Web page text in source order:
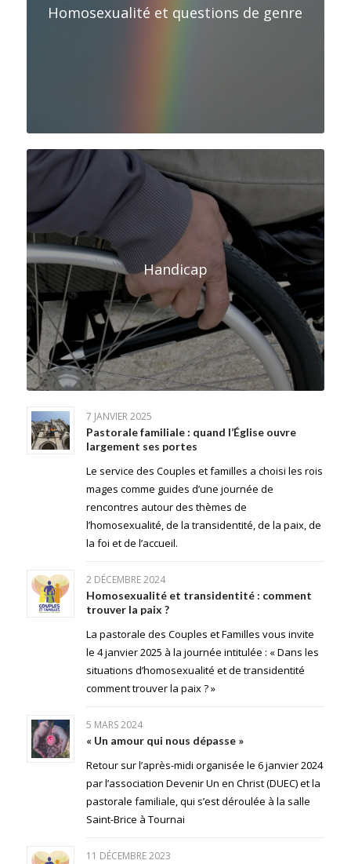
Homosexualité et questions de genre
Handicap
7 JANVIER 2025
Pastorale familiale : quand l’Église ouvre
largement ses portes
Le service des Couples et familles a choisi les rois
mages comme guides d’une journée de
rencontres autour des thèmes de
l’homosexualité, de la transidentité, de la paix, de
la foi et de l’accueil.
2 DÉCEMBRE 2024
Homosexualité et transidentité : comment
trouver la paix ?
La pastorale des Couples et Familles vous invite
le 4 janvier 2025 à la journée intitulée : « Dans les
situations d’homosexualité et de transidentité
comment trouver la paix ? »
5 MARS 2024
« Un amour qui nous dépasse »
Retour sur l’après-midi organisée le 6 janvier 2024
par l’association Devenir Un en Christ (DUEC) et la
pastorale familiale, qui s’est déroulée à la salle
Saint-Brice à Tournai
11 DÉCEMBRE 2023